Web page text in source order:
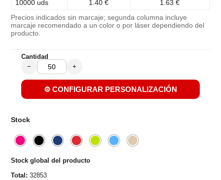
10000 uds
1.40 € 1.63 €
Precios indicados sin marcaje; segunda columna incluye
marcaje recomendado a un color o por láser dependiendo del
producto.
Cantidad
− +
⚙️ CONFIGURAR PERSONALIZACIÓN
Stock
Stock global del producto
Total: 32853